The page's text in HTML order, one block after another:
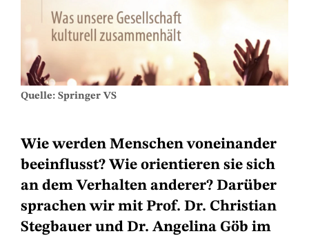
Quelle: Springer VS
Wie werden Menschen voneinander
beeinflusst? Wie orientieren sie sich
an dem Verhalten anderer? Darüber
sprachen wir mit Prof. Dr. Christian
Stegbauer und Dr. Angelina Göb im